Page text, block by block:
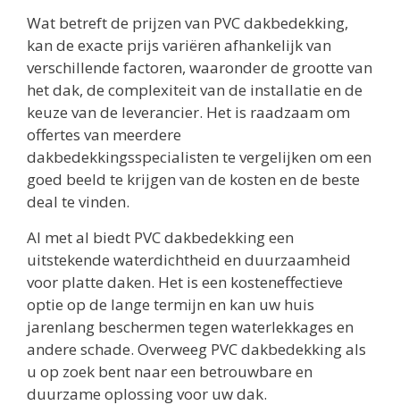
Wat betreft de prijzen van PVC dakbedekking,
kan de exacte prijs variëren afhankelijk van
verschillende factoren, waaronder de grootte van
het dak, de complexiteit van de installatie en de
keuze van de leverancier. Het is raadzaam om
offertes van meerdere
dakbedekkingsspecialisten te vergelijken om een
goed beeld te krijgen van de kosten en de beste
deal te vinden.
Al met al biedt PVC dakbedekking een
uitstekende waterdichtheid en duurzaamheid
voor platte daken. Het is een kosteneffectieve
optie op de lange termijn en kan uw huis
jarenlang beschermen tegen waterlekkages en
andere schade. Overweeg PVC dakbedekking als
u op zoek bent naar een betrouwbare en
duurzame oplossing voor uw dak.